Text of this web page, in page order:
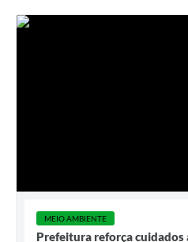
MEIO AMBIENTE
Prefeitura reforça cuidados